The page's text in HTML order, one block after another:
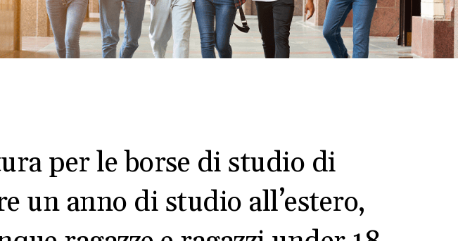
per le borse di studio di
un anno di studio all’estero,